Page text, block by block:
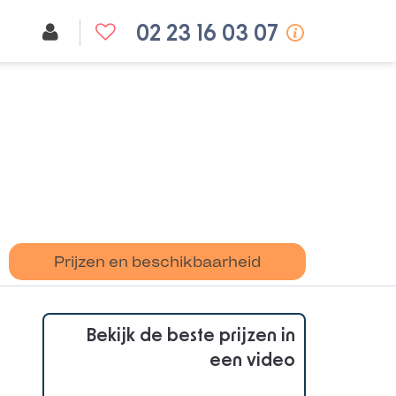
02 23 16 03 07
Prijzen en beschikbaarheid
Bekijk de beste prijzen in
een video